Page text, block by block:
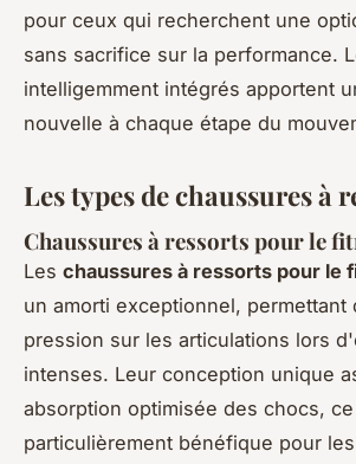
pour ceux qui recherchent une
sans sacrifice sur la performance.
intelligemment intégrés apportent
nouvelle à chaque étape du
Les types de chaussures à
Chaussures à ressorts pour le
Les chaussures à ressorts pour le
un amorti exceptionnel, permettant
pression sur les articulations lors
intenses. Leur conception unique
absorption optimisée des chocs,
particulièrement bénéfique pour